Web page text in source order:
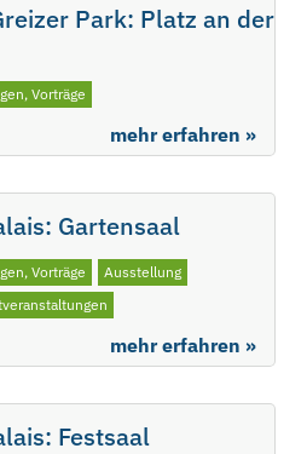
Park: Platz an der
Vorträge
mehr erfahren »
Gartensaal
Vorträge
Ausstellung
mehr erfahren »
Festsaal